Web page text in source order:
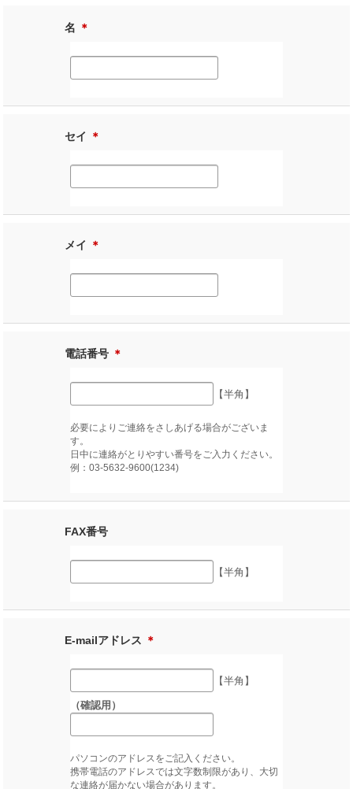
名 ＊
セイ ＊
メイ ＊
電話番号 ＊
【半角】
必要によりご連絡をさしあげる場合がございま
す。
日中に連絡がとりやすい番号をご入力ください。
例：03-5632-9600(1234)
FAX番号
【半角】
E-mailアドレス ＊
【半角】
（確認用）
パソコンのアドレスをご記入ください。
携帯電話のアドレスでは文字数制限があり、大切
な連絡が届かない場合があります。